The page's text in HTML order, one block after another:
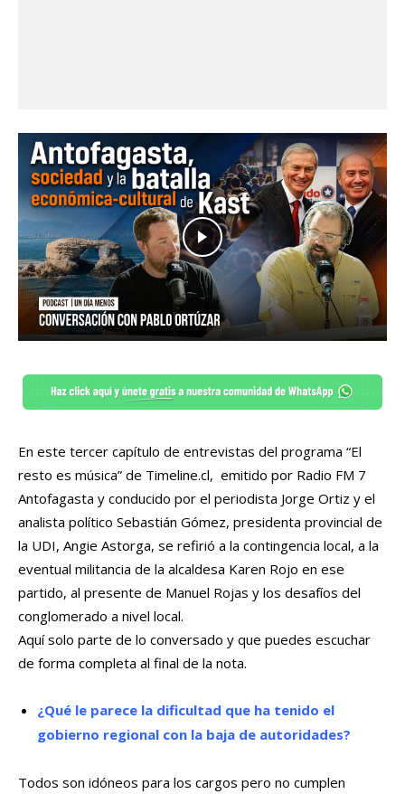
En este tercer capítulo de entrevistas del programa “El
resto es música” de Timeline.cl, emitido por Radio FM 7
Antofagasta y conducido por el periodista Jorge Ortiz y el
analista político Sebastián Gómez, presidenta provincial de
la UDI, Angie Astorga, se refirió a la contingencia local, a la
eventual militancia de la alcaldesa Karen Rojo en ese
partido, al presente de Manuel Rojas y los desafíos del
conglomerado a nivel local.
Aquí solo parte de lo conversado y que puedes escuchar
de forma completa al final de la nota.
¿Qué le parece la dificultad que ha tenido el
gobierno regional con la baja de autoridades?
Todos son idóneos para los cargos pero no cumplen